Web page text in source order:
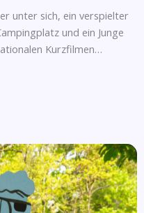
unter sich, ein verspielter
und ein Junge
Kurzfilmen…